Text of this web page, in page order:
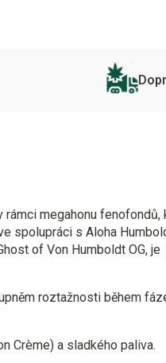
rámci megahonu fenofondů,
spolupráci s Aloha
of Von Humboldt OG, je
roztažnosti během
Crème) a sladkého paliva.